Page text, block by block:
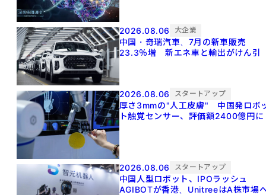
2026.08.06 大企業
中国・奇瑞汽車、7月の新車販売
23.3％増 新エネ車と輸出がけん引
2026.08.06 スタートアップ
厚さ3mmの"人工皮膚" 中国発ロボ
ト触覚センサー、評価額2400億円に
2026.08.06 スタートアップ
中国人型ロボット、IPOラッシュ
AGIBOTが香港、UnitreeはA株市場